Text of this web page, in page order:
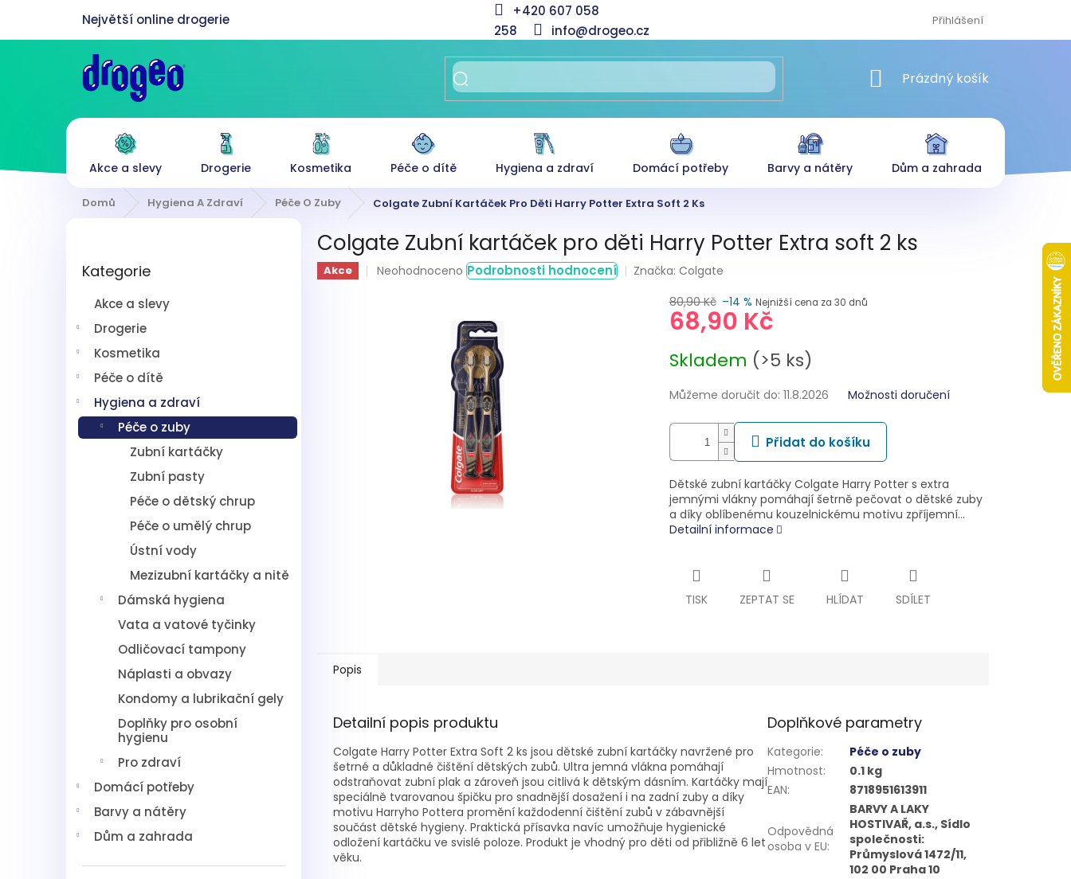
obsah
+420 607 058
258
info@drogeo.cz
Přihlášení
NÁKUPNÍ KOŠÍK
Prázdný košík
Akce a slevy Drogerie Kosmetika Péče o dítě Hygiena a zdraví Domácí potřeby Barvy a nátěry Dům a zahrada
Domů Hygiena A Zdraví Péče O Zuby Colgate Zubní Kartáček Pro Děti Harry Potter Extra Soft 2 Ks
kategorie
Kategorie
Akce a slevy
Drogerie
Kosmetika
Péče o dítě
Hygiena a zdraví
Péče o zuby
Zubní kartáčky
Zubní pasty
Péče o dětský chrup
Péče o umělý chrup
Ústní vody
Mezizubní kartáčky a nitě
Dámská hygiena
Vata a vatové tyčinky
Odličovací tampony
Náplasti a obvazy
Kondomy a lubrikační gely
Doplňky pro osobní
hygienu
Pro zdraví
Domácí potřeby
Barvy a nátěry
Dům a zahrada
Colgate Zubní kartáček pro děti Harry Potter Extra soft 2 ks
Akce
Průměrné
Neohodnoceno Podrobnosti hodnocení Značka: Colgate
80,90 Kč –14 % Nejnižší cena za 30 dnů
68,90 Kč
cena:
Skladem (>5 ks)
Můžeme doručit do: 11.8.2026 Možnosti doručení
Přidat do košíku
Dětské zubní kartáčky Colgate Harry Potter s extra
jemnými vlákny pomáhají šetrně pečovat o dětské zuby
a díky oblíbenému kouzelnickému motivu zpříjemní…
Detailní informace
TISK ZEPTAT SE HLÍDAT SDÍLET
Popis
Detailní popis produktu
Colgate Harry Potter Extra Soft 2 ks jsou dětské zubní kartáčky navržené pro
šetrné a důkladné čištění dětských zubů. Ultra jemná vlákna pomáhají
odstraňovat zubní plak a zároveň jsou citlivá k dětským dásním. Kartáčky mají
speciálně tvarovanou špičku pro snadnější dosažení i na zadní zuby a díky
motivu Harryho Pottera promění každodenní čištění zubů v zábavnější
součást dětské hygieny. Praktická přísavka navíc umožňuje hygienické
odložení kartáčku ve svislé poloze. Produkt je vhodný pro děti od přibližně 6 let
věku.
Doplňkové parametry
Kategorie:
Péče o zuby
Hmotnost:
0.1 kg
EAN: 8718951613911
Odpovědná
osoba v EU:
BARVY A LAKY
HOSTIVAŘ, a.s., Sídlo
společnosti:
Průmyslová 1472/11,
102 00 Praha 10